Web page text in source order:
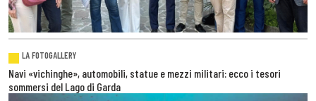
LA FOTOGALLERY
Navi «vichinghe», automobili, statue e mezzi militari: ecco i tesori
sommersi del Lago di Garda